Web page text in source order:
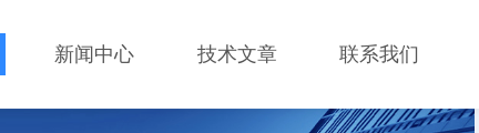
新闻中心 技术文章 联系我们